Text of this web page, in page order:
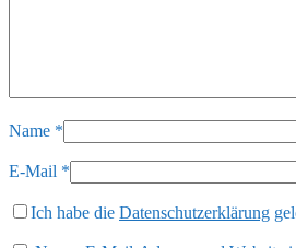
Name *
E-Mail *
Ich habe die Datenschutzerklärung